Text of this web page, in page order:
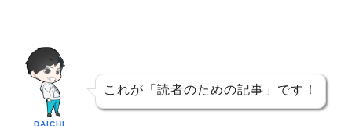
これが「読者のための記事」です！